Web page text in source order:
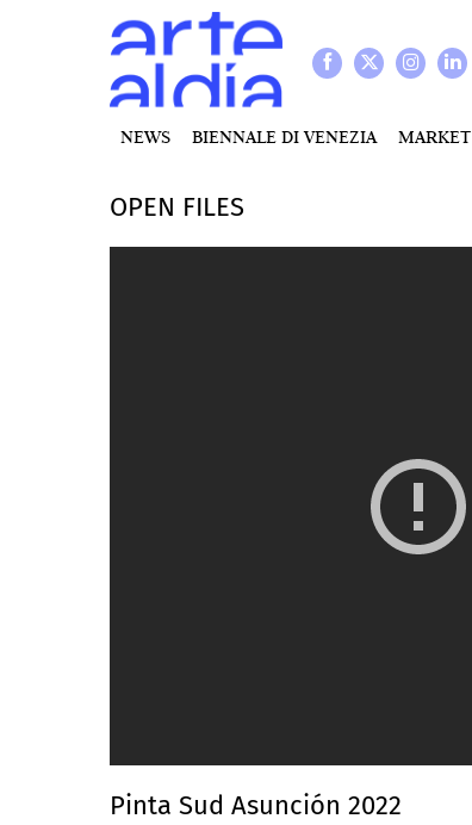
NEWS BIENNALE DI VENEZIA MARKET
OPEN FILES
Pinta Sud Asunción 2022